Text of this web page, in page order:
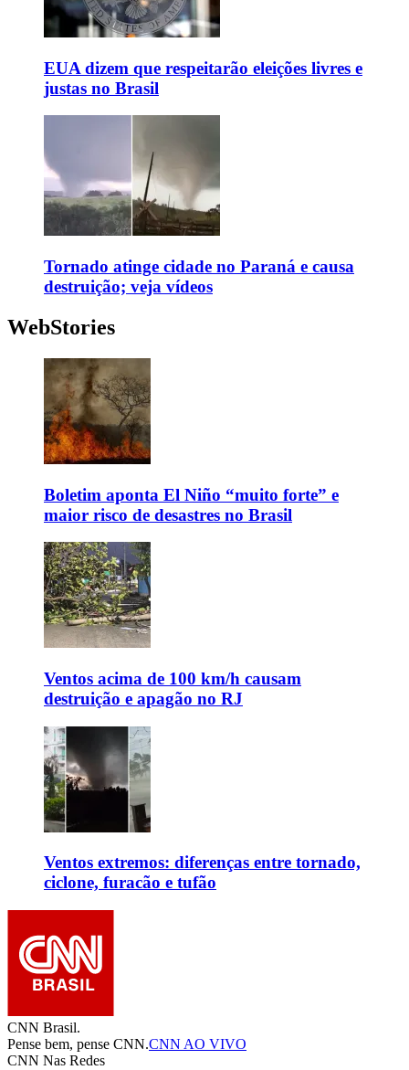
EUA dizem que respeitarão eleições livres e
justas no Brasil
Tornado atinge cidade no Paraná e causa
destruição; veja vídeos
WebStories
Boletim aponta El Niño “muito forte” e
maior risco de desastres no Brasil
Ventos acima de 100 km/h causam
destruição e apagão no RJ
Ventos extremos: diferenças entre tornado,
ciclone, furacão e tufão
CNN Brasil.
Pense bem, pense CNN.CNN AO VIVO
CNN Nas Redes